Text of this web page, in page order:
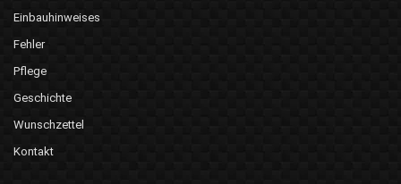
Einbauhinweises
Fehler
Pflege
Geschichte
Wunschzettel
Kontakt